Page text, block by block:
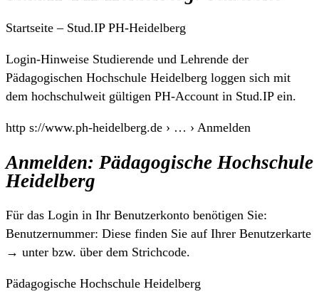
Startseite – Stud.IP PH-Heidelberg
Login-Hinweise Studierende und Lehrende der
Pädagogischen Hochschule Heidelberg loggen sich mit
dem hochschulweit gültigen PH-Account in Stud.IP ein.
http s://www.ph-heidelberg.de › … › Anmelden
Anmelden: Pädagogische Hochschule
Heidelberg
Für das Login in Ihr Benutzerkonto benötigen Sie:
Benutzernummer: Diese finden Sie auf Ihrer Benutzerkarte
→ unter bzw. über dem Strichcode.
Pädagogische Hochschule Heidelberg